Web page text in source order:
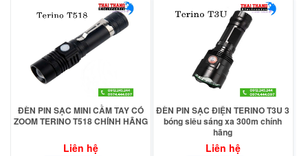
ĐÈN PIN SẠC MINI CẦM TAY CÓ
ZOOM TERINO T518 CHÍNH HÃNG
Liên hệ
ĐÈN PIN SẠC ĐIỆN TERINO T3U 3
bóng siêu sáng xa 300m chính
hãng
Liên hệ